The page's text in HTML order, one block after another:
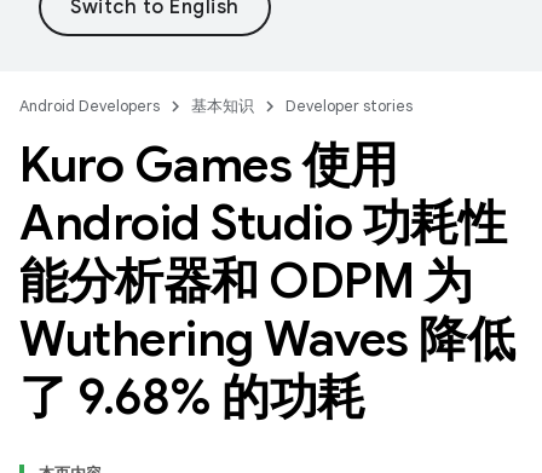
Android Developers 基本知识 Developer stories
Kuro Games 使用
Android Studio 功耗性
能分析器和 ODPM 为
Wuthering Waves 降低
了 9.68% 的功耗